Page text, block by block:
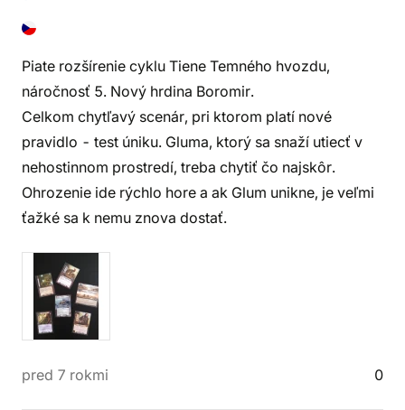
Piate rozšírenie cyklu Tiene Temného hvozdu,
náročnosť 5. Nový hrdina Boromir.
Celkom chytľavý scenár, pri ktorom platí nové
pravidlo - test úniku. Gluma, ktorý sa snaží utiecť v
nehostinnom prostredí, treba chytiť čo najskôr.
Ohrozenie ide rýchlo hore a ak Glum unikne, je veľmi
ťažké sa k nemu znova dostať.
pred 7 rokmi 0